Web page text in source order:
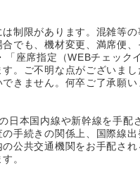
制限があります。混雑等
でも、機材変更、満席便
座席指定（WEBチェック
。ご不明な点がございまし
きません。何卒ご了承願い
日本国内線や新幹線を手配
手続きの関係上、国際線
公共交通機関をお手配さ
。